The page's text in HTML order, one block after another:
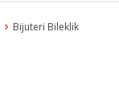
Bijuteri Bileklik